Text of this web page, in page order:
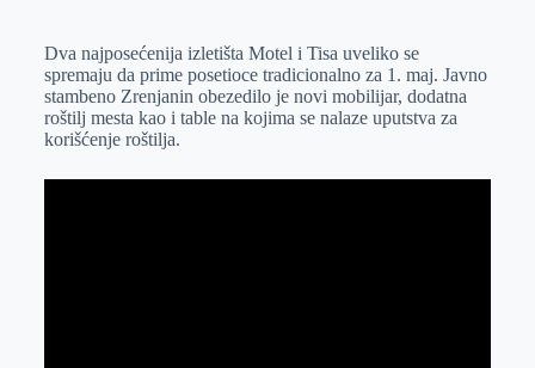
e
r
I
n
s
A
p
a
i
l
Dva najposećenija izletišta Motel i Tisa uveliko se
spremaju da prime posetioce tradicionalno za 1. maj. Javno
stambeno Zrenjanin obezedilo je novi mobilijar, dodatna
roštilj mesta kao i table na kojima se nalaze uputstva za
korišćenje roštilja.